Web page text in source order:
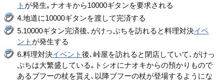
ト が発生｡ナオキから10000ギタンを要求される
4.地道に10000ギタンを渡して完済する
5.10000ギタン完済後､がけっぷちを訪れると料理対決イベ
ント が発生する
6.料理対決イベント後､峠屋を訪れると閉店していて､がけっ
ぷちは大繁盛している｡トシオにナオキからの預かりもので
あるブフーの杖を貰え､以降ブフーの杖が登場するようにな